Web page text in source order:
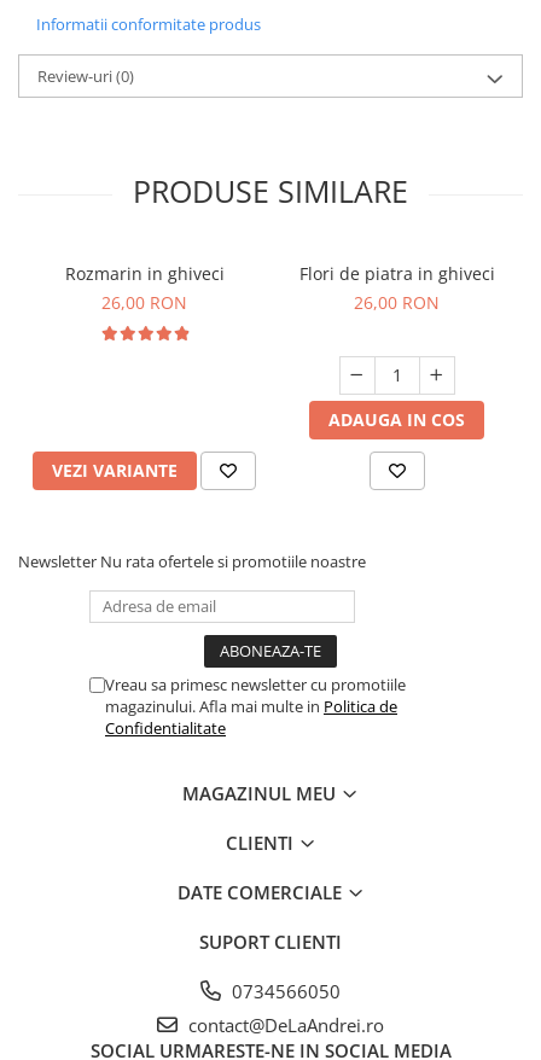
Informatii conformitate produs
Review-uri(0)
PRODUSE SIMILARE
Rozmarin in ghiveci
26,00 RON
VEZI VARIANTE
Flori de piatra in ghiveci
26,00 RON
ADAUGA IN COS
Newsletter Nu rata ofertele si promotiile noastre
Vreau sa primesc newsletter cu promotiile
magazinului. Afla mai multe in Politica de
Confidentialitate
MAGAZINUL MEU
CLIENTI
DATE COMERCIALE
SUPORT CLIENTI
0734566050
contact@DeLaAndrei.ro
SOCIAL URMARESTE-NE IN SOCIAL MEDIA